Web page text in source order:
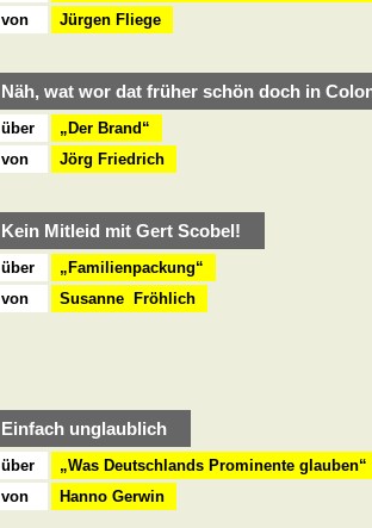
von
Jürgen Fliege
Näh, wat wor dat früher schön doch in
über
„Der Brand“
von
Jörg Friedrich
Kein Mitleid mit Gert Scobel!
über
„Familienpackung“
von
Susanne Fröhlich
Einfach unglaublich
über
„Was Deutschlands Prominente glauben“
von
Hanno Gerwin